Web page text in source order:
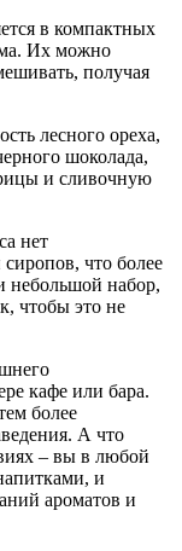
в компактных
Их можно
получая
лесного ореха,
шоколада,
и сливочную
нет
что более
небольшой набор,
чтобы это не
кафе или бара.
более
А что
– вы в любой
и
ароматов и